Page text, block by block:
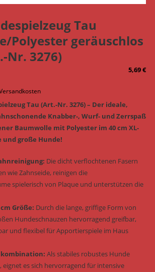
Tau
Polyester geräuschlos
Nr. 3276)
5,69€
Tau (Art.-Nr. 3276) – Der ideale,
Knabber-, Wurf- und Zerrspaß
Baumwolle mit Polyester im 40 cm XL-
große Hunde!
Die dicht verflochtenen Fasern
wie Zahnseide, reinigen die
spielerisch von Plaque und unterstützen die
Größe: Durch die lange, griffige Form von
Hundeschnauzen hervorragend greifbar,
und flexibel für Apportierspiele im Haus
Als stabiles robustes Hunde
eignet es sich hervorragend für intensive